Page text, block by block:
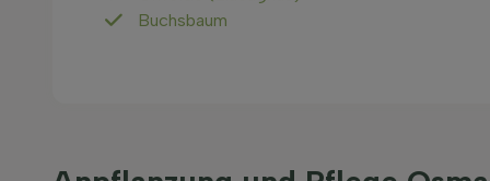
Buchsbaum